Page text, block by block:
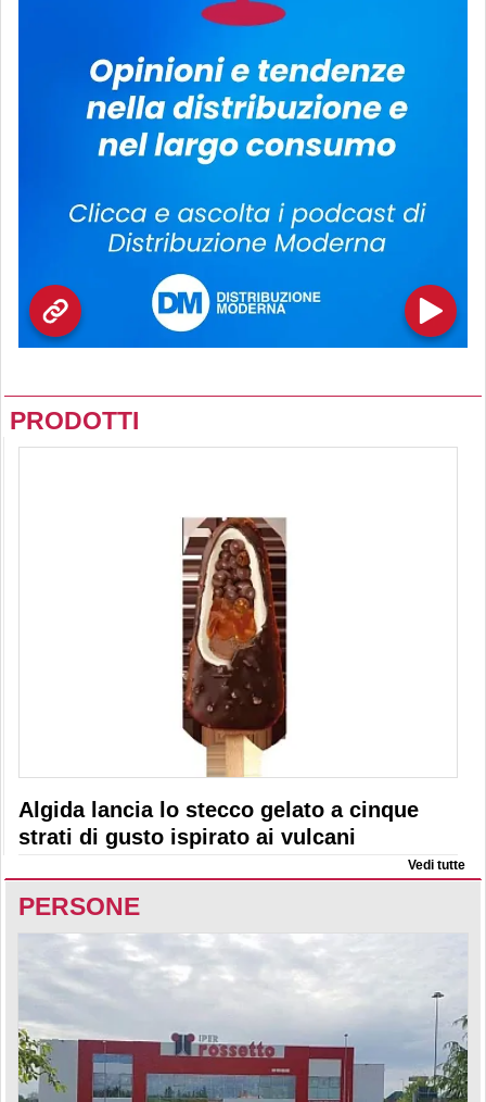
PRODOTTI
Algida lancia lo stecco gelato a cinque
strati di gusto ispirato ai vulcani
Vedi tutte
PERSONE